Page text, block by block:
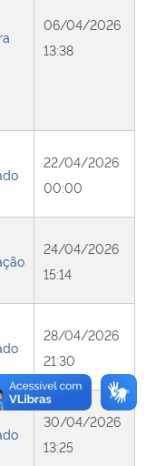
06/04/2026
13:38
22/04/2026
00:00
24/04/2026
15:14
28/04/2026
21:30
30/04/2026
13:25